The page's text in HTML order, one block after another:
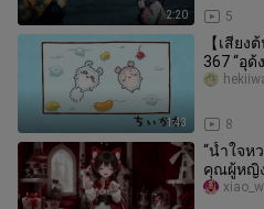
2:20 5
1:43
【เสีย
367 “อุ
8
“น้ำใจห
คุณผู้หญิง
ความดีง